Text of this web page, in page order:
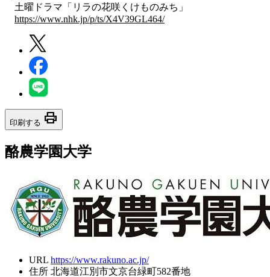
土曜ドラマ「リラの花咲くけものみち」
https://www.nhk.jp/p/ts/X4V39GL464/
印刷する print
酪農学園大学
URL https://www.rakuno.ac.jp/
住所 北海道江別市文京台緑町582番地